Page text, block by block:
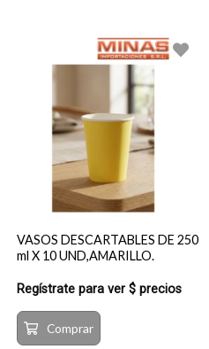
VASOS DESCARTABLES DE 250
ml X 10 UND,AMARILLO.
Regístrate para ver $ precios
Comprar